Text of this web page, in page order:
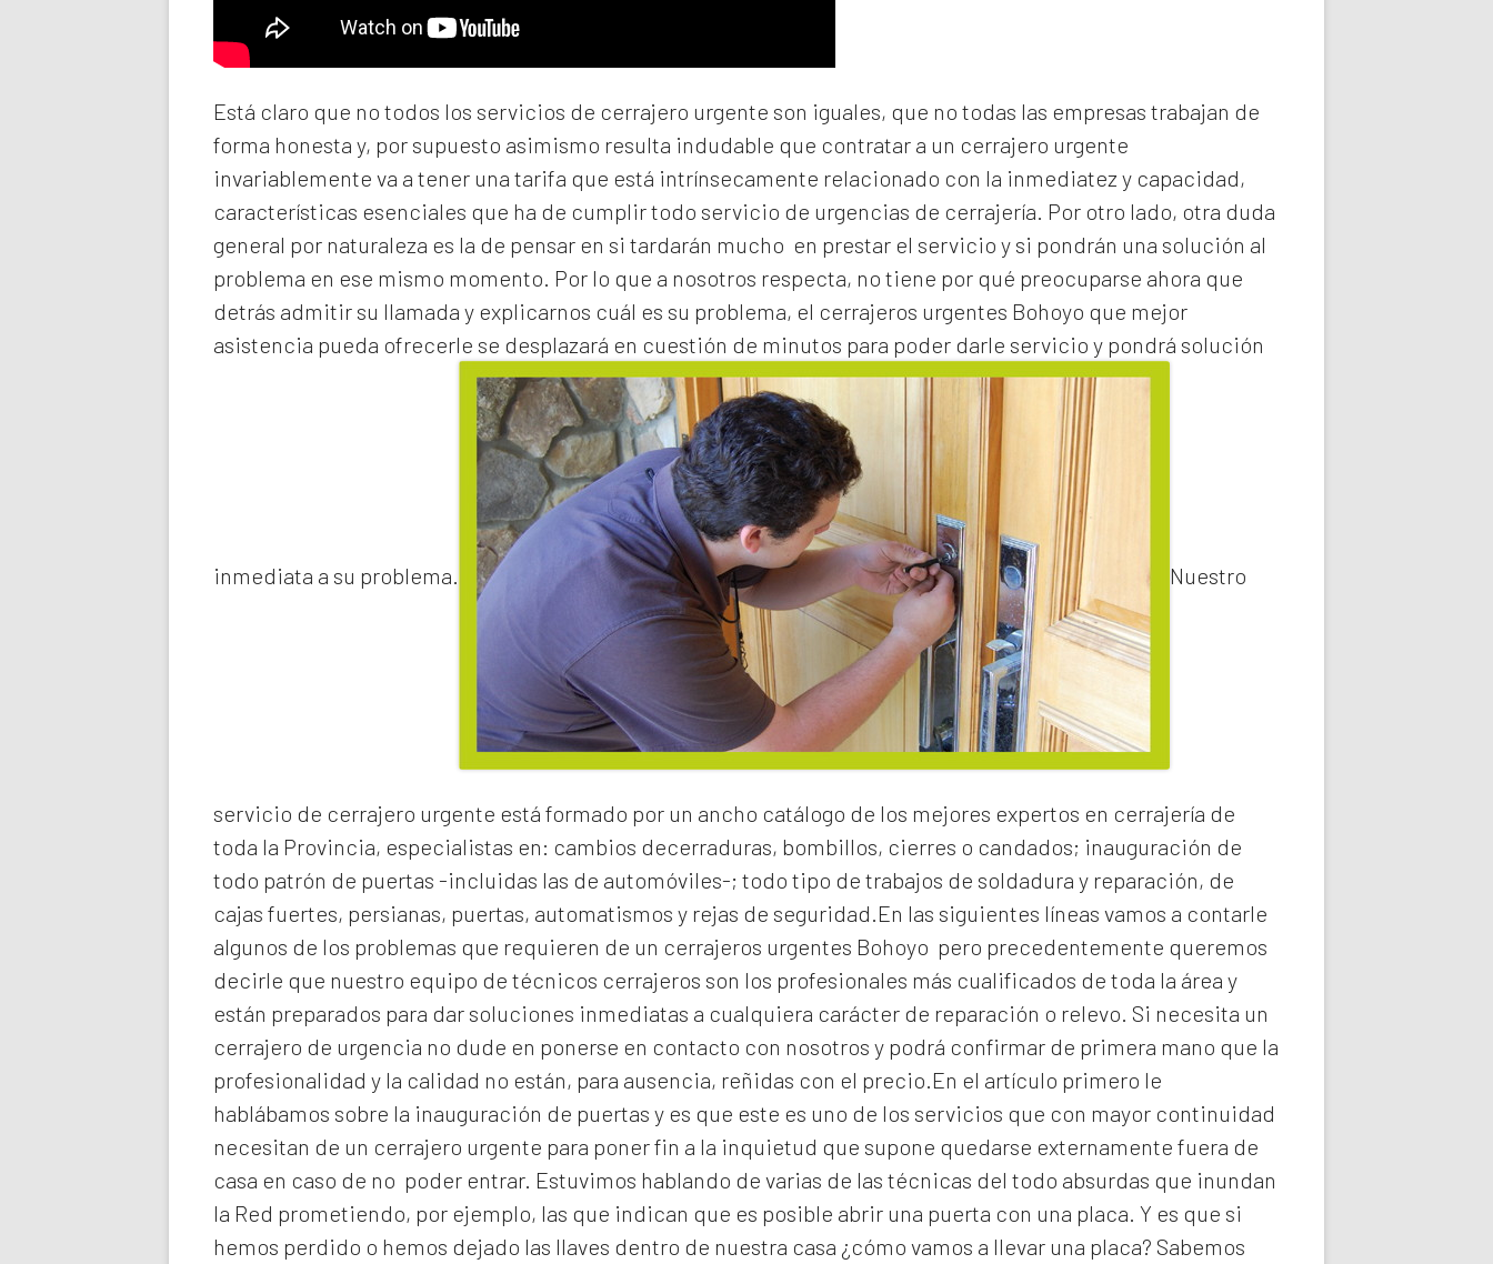
Está claro que no todos los servicios de cerrajero urgente son iguales, que no todas las empresas trabajan de
forma honesta y, por supuesto asimismo resulta indudable que contratar a un cerrajero urgente
invariablemente va a tener una tarifa que está intrínsecamente relacionado con la inmediatez y capacidad,
características esenciales que ha de cumplir todo servicio de urgencias de cerrajería. Por otro lado, otra duda
general por naturaleza es la de pensar en si tardarán mucho en prestar el servicio y si pondrán una solución al
problema en ese mismo momento. Por lo que a nosotros respecta, no tiene por qué preocuparse ahora que
detrás admitir su llamada y explicarnos cuál es su problema, el cerrajeros urgentes Bohoyo que mejor
asistencia pueda ofrecerle se desplazará en cuestión de minutos para poder darle servicio y pondrá solución
inmediata a su problema. Nuestro
servicio de cerrajero urgente está formado por un ancho catálogo de los mejores expertos en cerrajería de
toda la Provincia, especialistas en: cambios decerraduras, bombillos, cierres o candados; inauguración de
todo patrón de puertas -incluidas las de automóviles-; todo tipo de trabajos de soldadura y reparación, de
cajas fuertes, persianas, puertas, automatismos y rejas de seguridad.En las siguientes líneas vamos a contarle
algunos de los problemas que requieren de un cerrajeros urgentes Bohoyo pero precedentemente queremos
decirle que nuestro equipo de técnicos cerrajeros son los profesionales más cualificados de toda la área y
están preparados para dar soluciones inmediatas a cualquiera carácter de reparación o relevo. Si necesita un
cerrajero de urgencia no dude en ponerse en contacto con nosotros y podrá confirmar de primera mano que la
profesionalidad y la calidad no están, para ausencia, reñidas con el precio.En el artículo primero le
hablábamos sobre la inauguración de puertas y es que este es uno de los servicios que con mayor continuidad
necesitan de un cerrajero urgente para poner fin a la inquietud que supone quedarse externamente fuera de
casa en caso de no poder entrar. Estuvimos hablando de varias de las técnicas del todo absurdas que inundan
la Red prometiendo, por ejemplo, las que indican que es posible abrir una puerta con una placa. Y es que si
hemos perdido o hemos dejado las llaves dentro de nuestra casa ¿cómo vamos a llevar una placa? Sabemos